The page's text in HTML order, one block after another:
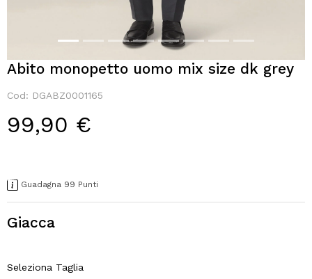
Abito monopetto uomo mix size dk grey
Cod: DGABZ0001165
99,90 €
Guadagna 99 Punti
Giacca
Seleziona Taglia